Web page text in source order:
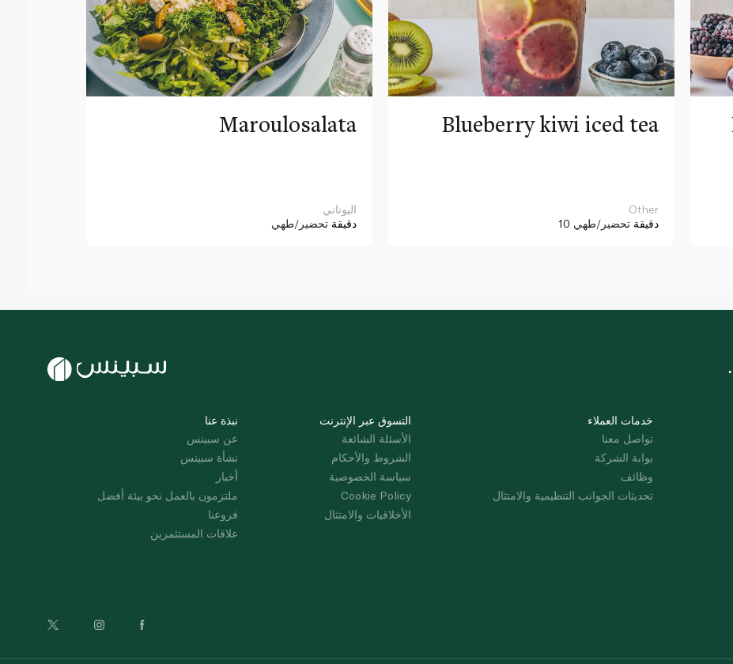
Maroulosalata
اليوناني
دقيقة تحضير/طهي
Blueberry kiwi iced tea
Other
10 دقيقة تحضير/طهي
نبذة عنا
عن سبينس
نشأة سبينس
أخبار
ملتزمون بالعمل نحو بيئة أفضل
فروعنا
علاقات المستثمرين
التسوق عبر الإنترنت
الأسئلة الشائعة
الشروط والأحكام
سياسة الخصوصية
Cookie Policy
الأخلاقيات والامتثال
خدمات العملاء
تواصل معنا
بوابة الشركة
وظائف
تحديثات الجوانب التنظيمية والامتثال